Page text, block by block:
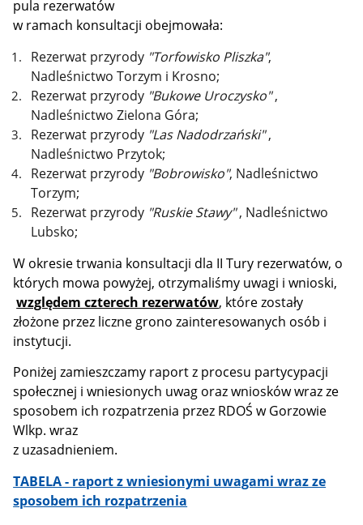
pula rezerwatów
w ramach konsultacji obejmowała:
Rezerwat przyrody "Torfowisko Pliszka",
Nadleśnictwo Torzym i Krosno;
Rezerwat przyrody "Bukowe Uroczysko",
Nadleśnictwo Zielona Góra;
Rezerwat przyrody "Las Nadodrzański",
Nadleśnictwo Przytok;
Rezerwat przyrody "Bobrowisko", Nadleśnictwo
Torzym;
Rezerwat przyrody "Ruskie Stawy", Nadleśnictwo
Lubsko;
W okresie trwania konsultacji dla II Tury rezerwatów, o
których mowa powyżej, otrzymaliśmy uwagi i wnioski,
względem czterech rezerwatów, które zostały
złożone przez liczne grono zainteresowanych osób i
instytucji.
Poniżej zamieszczamy raport z procesu partycypacji
społecznej i wniesionych uwag oraz wniosków wraz ze
sposobem ich rozpatrzenia przez RDOŚ w Gorzowie
Wlkp. wraz
z uzasadnieniem.
TABELA - raport z wniesionymi uwagami wraz ze
sposobem ich rozpatrzenia